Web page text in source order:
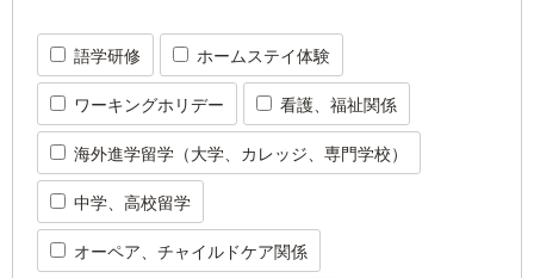
語学研修 ホームステイ体験
ワーキングホリデー 看護、福祉関係
海外進学留学（大学、カレッジ、専門学校）
中学、高校留学
オーペア、チャイルドケア関係